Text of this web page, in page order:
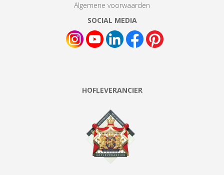
Algemene voorwaarden
SOCIAL MEDIA
HOFLEVERANCIER